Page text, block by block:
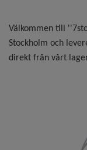
Välkommen till
Stockholm och
direkt från vårt